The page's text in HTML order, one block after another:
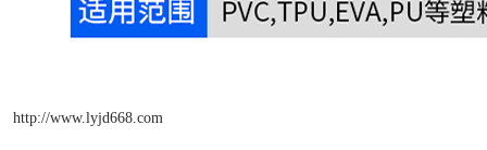
http://www.lyjd668.com